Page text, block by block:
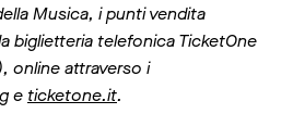
Musica, i punti vendita
biglietteria telefonica TicketOne
online attraverso i
e ticketone.it.